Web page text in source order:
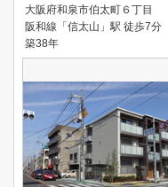
大阪府和泉市伯太町６丁目
阪和線「信太山」駅 徒歩7分
築38年